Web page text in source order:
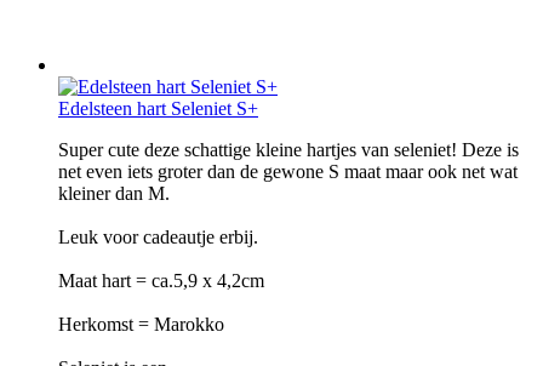
Edelsteen hart Seleniet S+
Super cute deze schattige kleine hartjes van seleniet! Deze is
net even iets groter dan de gewone S maat maar ook net wat
kleiner dan M.
Leuk voor cadeautje erbij.
Maat hart = ca.5,9 x 4,2cm
Herkomst = Marokko